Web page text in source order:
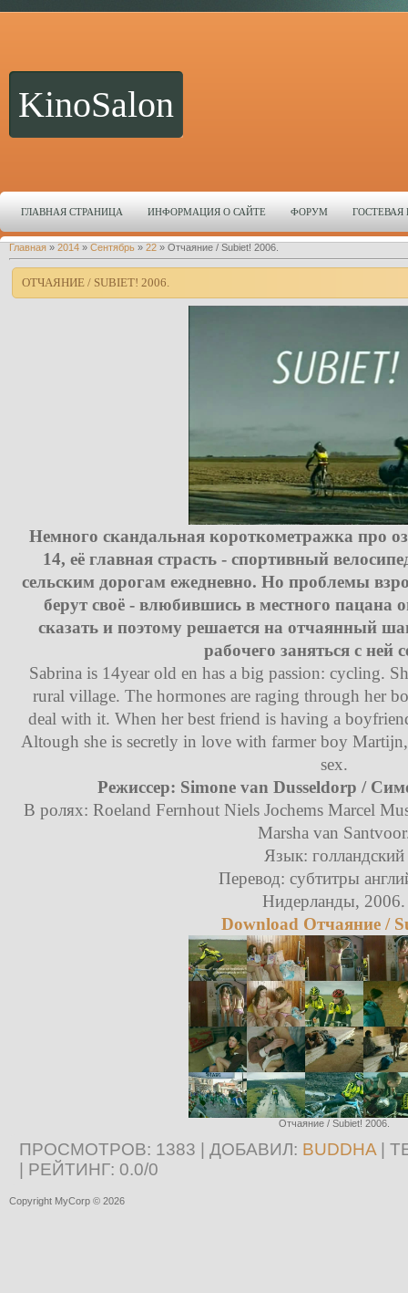
KinoSalon
ГЛАВНАЯ СТРАНИЦА ИНФОРМАЦИЯ О САЙТЕ ФОРУМ ГОСТЕВАЯ
Главная » 2014 » Сентябрь » 22 » Отчаяние / Subiet! 2006.
ОТЧАЯНИЕ / SUBIET! 2006.
Немного скандальная короткометражка про
14, её главная страсть - спортивный
сельским дорогам ежедневно. Но проблемы
берут своё - влюбившись в местного пацана
сказать и поэтому решается на отчаянный
рабочего заняться с ней
Sabrina is 14year old en has a big passion: cycling.
rural village. The hormones are raging through her
deal with it. When her best friend is having a
Altough she is secretly in love with farmer boy
sex.
Режиссер: Simone van Dusseldorp /
В ролях: Roeland Fernhout Niels Jochems Marcel
Marsha van
Язык: голландский
Перевод: субтитры
Нидерланды, 2006.
Download Отчаяние /
Отчаяние / Subiet! 2006.
ПРОСМОТРОВ: 1383 | ДОБАВИЛ: BUDDHA
РЕЙТИНГ: 0.0/0
Copyright MyCorp © 2026